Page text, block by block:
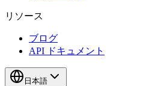
リソース
ブログ
API ドキュメント
日本語